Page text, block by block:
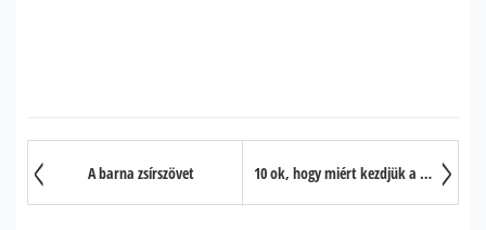
A barna zsírszövet 10 ok, hogy miért kezdjük a napot egy pohár langyos, citromos vízzel